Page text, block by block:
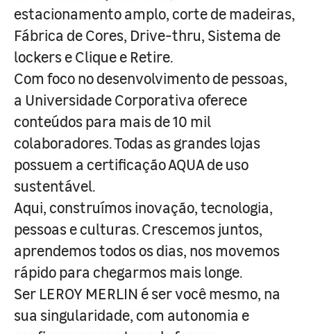
estacionamento amplo, corte de madeiras,
Fábrica de Cores, Drive-thru, Sistema de
lockers e Clique e Retire.
Com foco no desenvolvimento de pessoas,
a Universidade Corporativa oferece
conteúdos para mais de 10 mil
colaboradores. Todas as grandes lojas
possuem a certificação AQUA de uso
sustentável.
Aqui, construímos inovação, tecnologia,
pessoas e culturas. Crescemos juntos,
aprendemos todos os dias, nos movemos
rápido para chegarmos mais longe.
Ser LEROY MERLIN é ser você mesmo, na
sua singularidade, com autonomia e